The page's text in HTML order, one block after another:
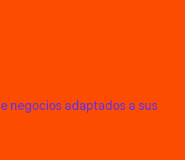
negocios adaptados a sus